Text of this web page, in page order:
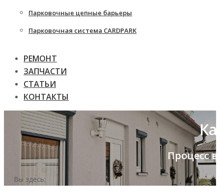
Парковочные цепные барьеры
Парковочная система CARDPARK
РЕМОНТ
ЗАПЧАСТИ
СТАТЬИ
КОНТАКТЫ
Процесс
Вы здесь: